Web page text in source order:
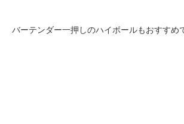
バーテンダー一押しのハイボールもおすすめ